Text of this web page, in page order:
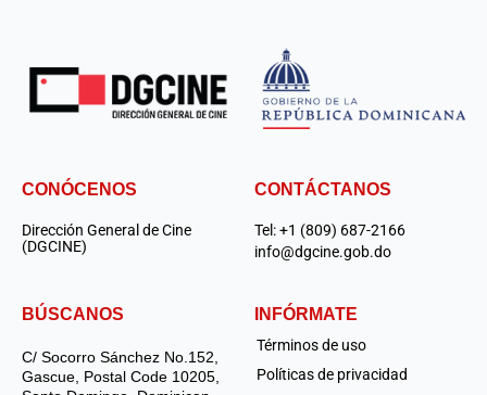
CONÓCENOS
Dirección General de Cine
(DGCINE)
CONTÁCTANOS
Tel: +1 (809) 687-2166
info@dgcine.gob.do
BÚSCANOS
C/ Socorro Sánchez No.152,
Gascue, Postal Code 10205,
INFÓRMATE
Términos de uso
Políticas de privacidad